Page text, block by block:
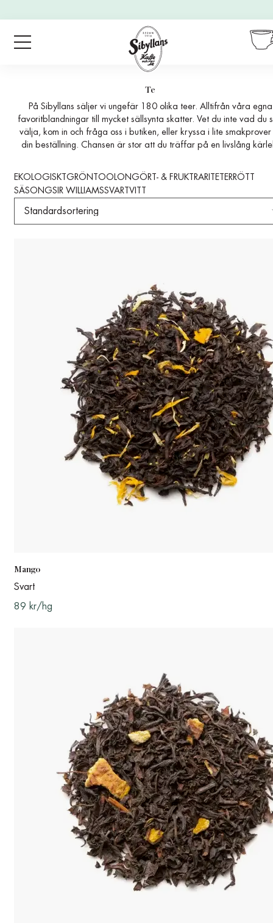
eller
mer.
Te
På Sibyllans säljer vi ungefär 180 olika teer. Alltifrån våra egna
favoritblandningar till mycket sällsynta skatter. Vet du inte vad du
välja, kom in och fråga oss i butiken, eller kryssa i lite smakprover
din beställning. Chansen är stor att du träffar på en livslång
EKOLOGISKTGRÖNTOOLONGÖRT- & FRUKT RARITETER RÖTT
SÄSONGSIR WILLIAMSSVARTVITT
Mango
Svart
89 kr/hg